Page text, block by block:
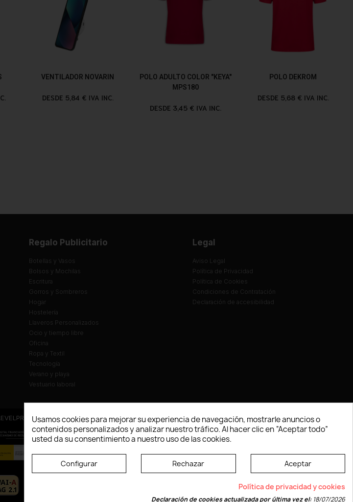
VENTILADOR NOVARIN
DESDE 5,84 € IVA INC.
POLO ADULTO COLOR "KEYA"
MPS180
DESDE 3,45 € IVA INC.
POLO DEKROM
DESDE 5,68 € IVA INC.
Regalo Publicitario
Botellas y Vasos
Bolsos y Mochilas
Escritura
Gorros y Sombreros
Hogar
Hostelería
Llaveros Personalizados
Ocio y tiempo libre
Oficina
Ropa y Textil
Tecnología
Verano y playa
Vestuario laboral
Legal
Aviso Legal
Política de Privacidad
Política de Cookies
Condiciones de Contratación
Declaración de accesibilidad
- 2026
La página dispone de código accesible según las normas dictadas por la W3C
Usamos cookies para mejorar su experiencia de navegación, mostrarle anuncios o
contenidos personalizados y analizar nuestro tráfico. Al hacer clic en “Aceptar todo”
usted da su consentimiento a nuestro uso de las cookies.
Configurar Rechazar Aceptar
Política de privacidad y cookies
Declaración de cookies actualizada por última vez el:18/07/2026